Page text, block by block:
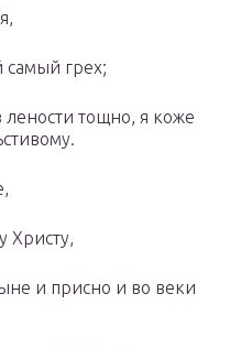
самый грех;
лености тощно, я коже
Христу,
и присно и во веки